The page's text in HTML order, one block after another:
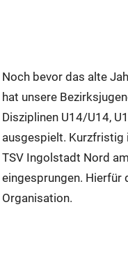
Noch bevor das alte
hat unsere
Disziplinen U14/U14,
ausgespielt.
TSV Ingolstadt Nord
eingesprungen. Hierfür
Organisation.